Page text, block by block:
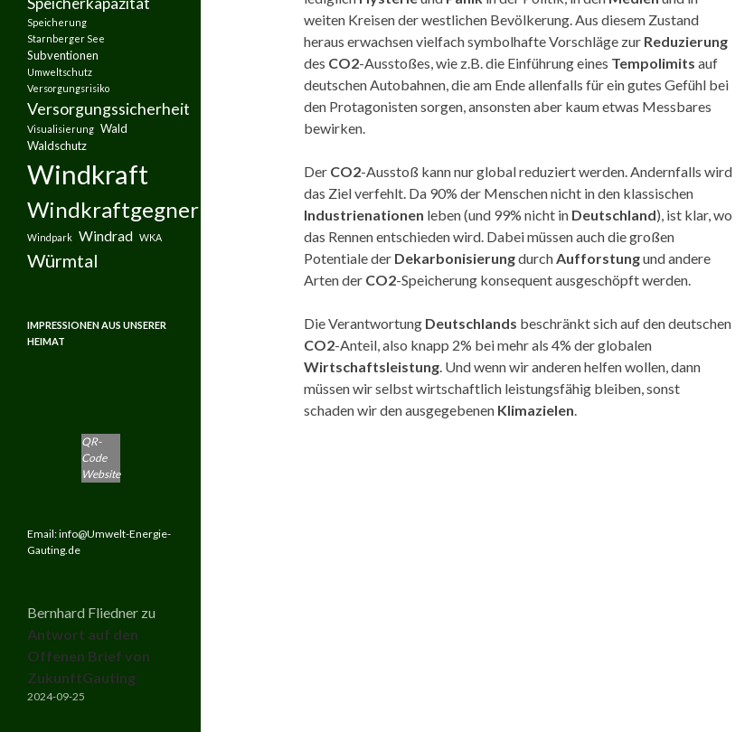
weiten Kreisen der westlichen Bevölkerung. Aus diesem Zustand
heraus erwachsen vielfach symbolhafte Vorschläge zur Reduzierung
des CO2-Ausstoßes, wie z.B. die Einführung eines Tempolimits auf
deutschen Autobahnen, die am Ende allenfalls für ein gutes Gefühl bei
den Protagonisten sorgen, ansonsten aber kaum etwas Messbares
bewirken.
Der CO2-Ausstoß kann nur global reduziert werden. Andernfalls wird
das Ziel verfehlt. Da 90% der Menschen nicht in den klassischen
Industrienationen leben (und 99% nicht in Deutschland), ist klar, wo
das Rennen entschieden wird. Dabei müssen auch die großen
Potentiale der DekarbonisierungdurchAufforstungund andere
Arten der CO2-Speicherung konsequent ausgeschöpft werden.
Die Verantwortung Deutschlands beschränkt sich auf den deutschen
CO2-Anteil, also knapp 2% bei mehr als 4% der globalen
Wirtschaftsleistung. Und wenn wir anderen helfen wollen, dann
müssen wir selbst wirtschaftlich leistungsfähig bleiben, sonst
schaden wir den ausgegebenen Klimazielen.
Speicherung
Starnberger See
Subventionen
Umweltschutz
Versorgungsrisiko
Versorgungssicherheit
Visualisierung Wald
Waldschutz
Windkraft
Windkraftgegner
Windpark Windrad WKA
Würmtal
IMPRESSIONEN AUS UNSERER
HEIMAT
QR-
Code
Website
Email: info@Umwelt-Energie-
Gauting.de
Bernhard Fliedner zu
Antwort auf den
Offenen Brief von
ZukunftGauting
2024-09-25